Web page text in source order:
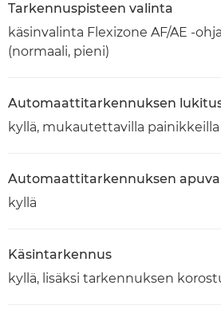
Tarkennuspisteen valinta
käsinvalinta Flexizone AF/AE -
(normaali, pieni)
Automaattitarkennuksen
kyllä, mukautettavilla painikkeilla
Automaattitarkennuksen
kyllä
Käsintarkennus
kyllä, lisäksi tarkennuksen